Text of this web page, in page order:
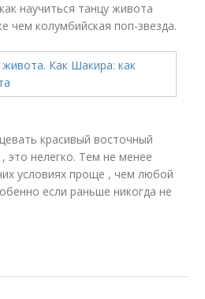
научиться танцу живота
чем колумбийская поп-звезда.
красивый восточный
это нелегко. Тем не менее
условиях проще , чем любой
если раньше никогда не